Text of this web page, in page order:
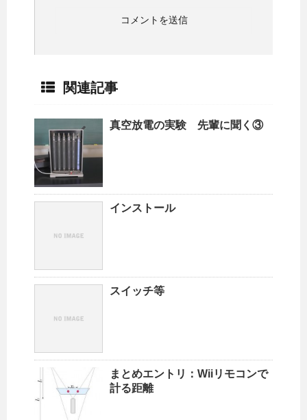
関連記事
真空放電の実験 先輩に聞く③
インストール
スイッチ等
まとめエントリ：Wiiリモコンで
計る距離